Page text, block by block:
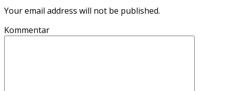
Your email address will not be published.
Kommentar